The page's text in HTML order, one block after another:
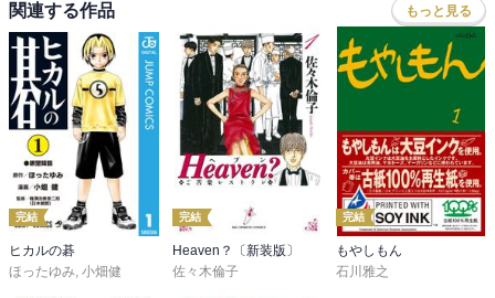
関連する作品 もっと見る
完結
ヒカルの碁
ほったゆみ, 小畑健
完結
Heaven？〔新装版〕
佐々木倫子
完結
もやしもん
石川雅之